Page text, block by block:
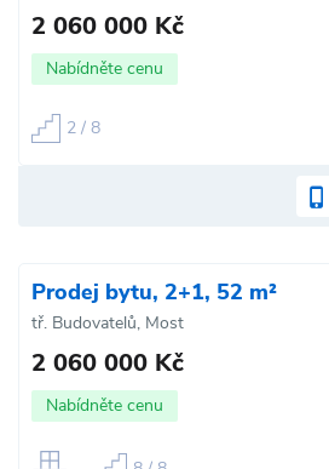
2 060 000 Kč
Nabídněte cenu
2 / 8
Prodej bytu, 2+1, 52 m²
tř. Budovatelů, Most
2 060 000 Kč
Nabídněte cenu